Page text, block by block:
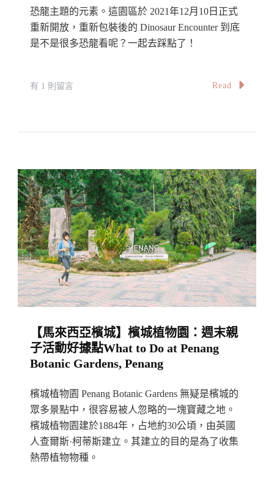
恐龍主題的元素。這園區於 2021年12月10日正式
重新開放，重新包裝後的 Dinosaur Encounter 到底
是不是很多恐龍看呢？一起去踩點了！
在
西
亞
首
創
Hybrid「動
物
園」
｜
園
恐
龍
體
驗
園
區：
有 1 則留言 Read
【馬來西亞檳城】檳城植物園：週末親
子活動好據點What to Do at Penang
Botanic Gardens, Penang
檳城植物園 Penang Botanic Gardens 無疑是檳城的
眾多景點中，很容易被人忽略的一塊寶藏之地。
檳城植物園建於1884年，占地約30公頃，由英國
人查爾斯·柯蒂斯建立。其建立的目的是為了收集
熱帶植物物種。